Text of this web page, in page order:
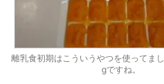
離乳食初期はこういうやつを使ってま
gですね。